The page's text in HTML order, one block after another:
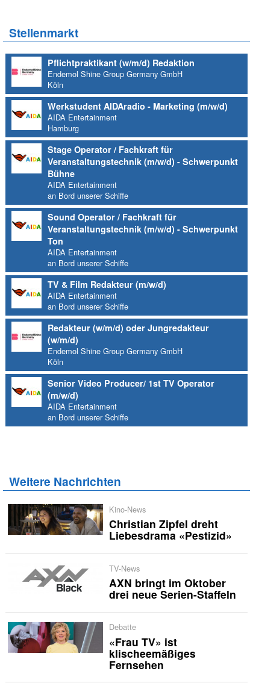
Stellenmarkt
Pflichtpraktikant (w/m/d) Redaktion
Endemol Shine Group Germany GmbH
Köln
Werkstudent AIDAradio - Marketing (m/w/d)
AIDA Entertainment
Hamburg
Stage Operator / Fachkraft für
Veranstaltungstechnik (m/w/d) - Schwerpunkt
Bühne
AIDA Entertainment
an Bord unserer Schiffe
Sound Operator / Fachkraft für
Veranstaltungstechnik (m/w/d) - Schwerpunkt
Ton
AIDA Entertainment
an Bord unserer Schiffe
TV & Film Redakteur (m/w/d)
AIDA Entertainment
an Bord unserer Schiffe
Redakteur (w/m/d) oder Jungredakteur
(w/m/d)
Endemol Shine Group Germany GmbH
Köln
Senior Video Producer/ 1st TV Operator
(m/w/d)
AIDA Entertainment
an Bord unserer Schiffe
Weitere Nachrichten
Kino-News
Christian Zipfel dreht
Liebesdrama «Pestizid»
TV-News
AXN bringt im Oktober
drei neue Serien-Staffeln
Debatte
«Frau TV» ist
klischeemäßiges
Fernsehen